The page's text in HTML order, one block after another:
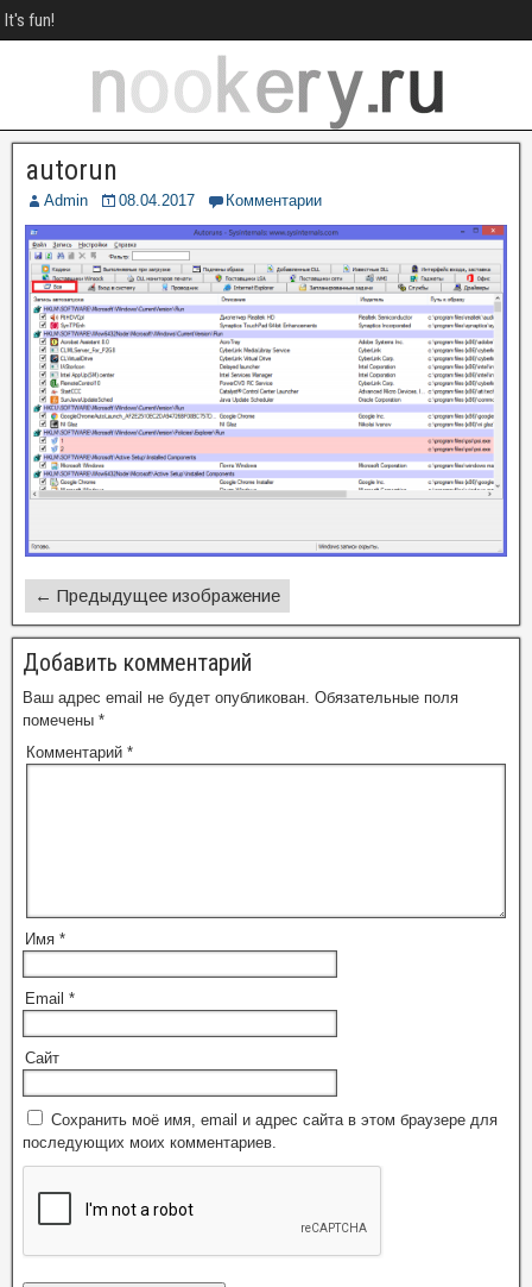
It's fun!
autorun
Admin 08.04.2017 Комментарии
← Предыдущее изображение
Добавить комментарий
Ваш адрес email не будет опубликован. Обязательные поля
помечены *
Комментарий *
Имя *
Email *
Сайт
Сохранить моё имя, email и адрес сайта в этом браузере для
последующих моих комментариев.